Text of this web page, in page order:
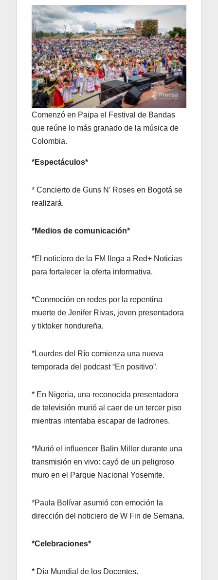
Comenzó en Paipa el Festival de Bandas
que reúne lo más granado de la música de
Colombia.
*Espectáculos*
* Concierto de Guns N’ Roses en Bogotá se
realizará.
*Medios de comunicación*
*El noticiero de la FM llega a Red+ Noticias
para fortalecer la oferta informativa.
*Conmoción en redes por la repentina
muerte de Jenifer Rivas, joven presentadora
y tiktoker hondureña.
*Lourdes del Río comienza una nueva
temporada del podcast “En positivo”.
* En Nigeria, una reconocida presentadora
de televisión murió al caer de un tercer piso
mientras intentaba escapar de ladrones.
*Murió el influencer Balin Miller durante una
transmisión en vivo: cayó de un peligroso
muro en el Parque Nacional Yosemite.
*Paula Bolívar asumió con emoción la
dirección del noticiero de W Fin de Semana.
*Celebraciones*
* Día Mundial de los Docentes.